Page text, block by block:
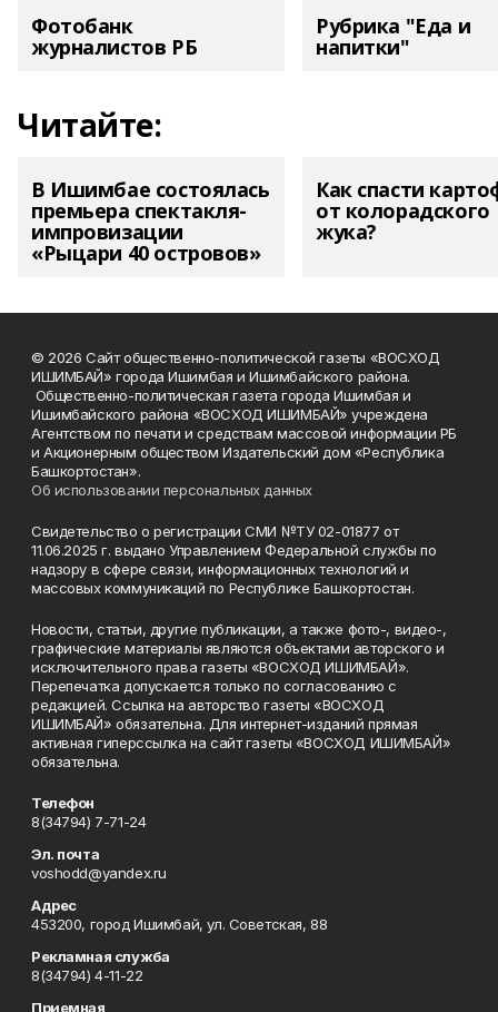
Фотобанк
журналистов РБ
Рубрика "Еда и
напитки"
Читайте:
В Ишимбае состоялась
премьера спектакля-
импровизации
«Рыцари 40 островов»
Как спасти
от колорадского
жука?
© 2026 Сайт общественно-политической газеты «ВОСХОД
ИШИМБАЙ» города Ишимбая и Ишимбайского района.
Общественно-политическая газета города Ишимбая и
Ишимбайского района «ВОСХОД ИШИМБАЙ» учреждена
Агентством по печати и средствам массовой информации РБ
и Акционерным обществом Издательский дом «Республика
Башкортостан».
Об использовании персональных данных
Свидетельство о регистрации СМИ №ТУ 02-01877 от
11.06.2025 г. выдано Управлением Федеральной службы по
надзору в сфере связи, информационных технологий и
массовых коммуникаций по Республике Башкортостан.
Новости, статьи, другие публикации, а также фото-, видео-,
графические материалы являются объектами авторского и
исключительного права газеты «ВОСХОД ИШИМБАЙ».
Перепечатка допускается только по согласованию с
редакцией. Ссылка на авторство газеты «ВОСХОД
ИШИМБАЙ» обязательна. Для интернет-изданий прямая
активная гиперссылка на сайт газеты «ВОСХОД ИШИМБАЙ»
обязательна.
Телефон
8(34794) 7-71-24
Эл. почта
voshodd@yandex.ru
Адрес
453200, город Ишимбай, ул. Советская, 88
Рекламная служба
8(34794) 4-11-22
Приемная